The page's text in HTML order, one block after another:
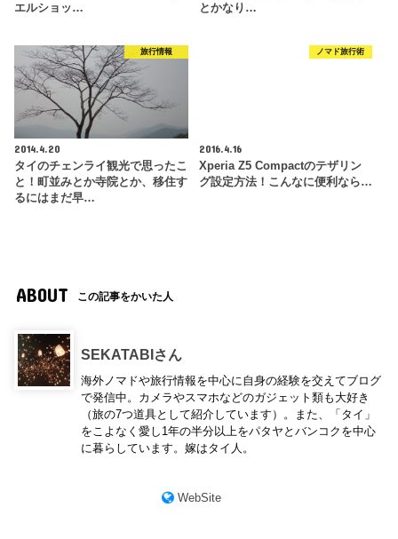
エルショッ…
とかなり…
旅行情報
2014.4.20
タイのチェンライ観光で思ったこ
と！町並みとか寺院とか、移住す
るにはまだ早…
ノマド旅行術
2016.4.16
Xperia Z5 Compactのテザリン
グ設定方法！こんなに便利なら…
ABOUT この記事をかいた人
SEKATABIさん
海外ノマドや旅行情報を中心に自身の経験を交えてブログ
で発信中。カメラやスマホなどのガジェット類も大好き
（旅の7つ道具として紹介しています）。また、「タイ」
をこよなく愛し1年の半分以上をパタヤとバンコクを中心
に暮らしています。嫁はタイ人。
WebSite